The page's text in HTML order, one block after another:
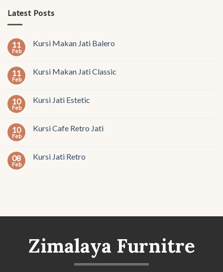
Latest Posts
11
Feb
Kursi Makan Jati Balero
11
Feb
Kursi Makan Jati Classic
10
Feb
Kursi Jati Estetic
10
Feb
Kursi Cafe Retro Jati
08
Feb
Kursi Jati Retro
Zimalaya Furnitre